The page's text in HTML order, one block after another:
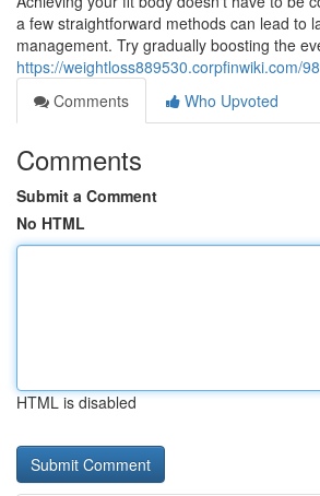
a few straightforward methods can lead to
management. Try gradually boosting the
https://weightloss889530.corpfinwiki.com/
Comments
Who Upvoted
Comments
Submit a Comment
No HTML
HTML is disabled